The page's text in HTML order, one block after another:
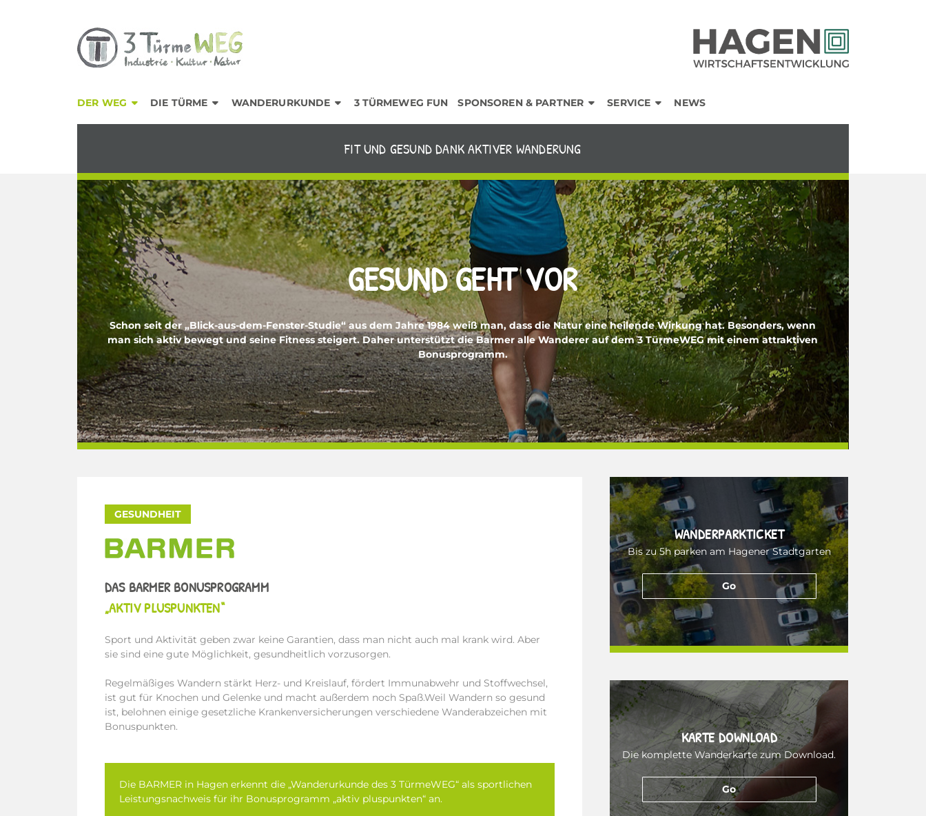
DER WEG DIE TÜRME WANDERURKUNDE 3 TÜRMEWEG FUN SPONSOREN & PARTNER SERVICE NEWS
FIT UND GESUND DANK AKTIVER WANDERUNG
GESUND GEHT VOR
Schon seit der „Blick-aus-dem-Fenster-Studie“ aus dem Jahre 1984 weiß man, dass die Natur eine heilende Wirkung hat. Besonders, wenn
man sich aktiv bewegt und seine Fitness steigert. Daher unterstützt die Barmer alle Wanderer auf dem 3 TürmeWEG mit einem attraktiven
Bonusprogramm.
GESUNDHEIT
DAS BARMER BONUSPROGRAMM
„AKTIV PLUSPUNKTEN“
Sport und Aktivität geben zwar keine Garantien, dass man nicht auch mal krank wird. Aber
sie sind eine gute Möglichkeit, gesundheitlich vorzusorgen.
Regelmäßiges Wandern stärkt Herz- und Kreislauf, fördert Immunabwehr und Stoffwechsel,
ist gut für Knochen und Gelenke und macht außerdem noch Spaß.Weil Wandern so gesund
ist, belohnen einige gesetzliche Krankenversicherungen verschiedene Wanderabzeichen mit
Bonuspunkten.
Die BARMER in Hagen erkennt die „Wanderurkunde des 3 TürmeWEG“ als sportlichen
Leistungsnachweis für ihr Bonusprogramm „aktiv pluspunkten“ an.
WANDERPARKTICKET
Bis zu 5h parken am Hagener Stadtgarten
Go
KARTE DOWNLOAD
Die komplette Wanderkarte zum Download.
Go